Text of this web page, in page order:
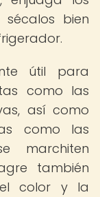
bien
útil para
como las
así como
como las
marchiten
también
color y la